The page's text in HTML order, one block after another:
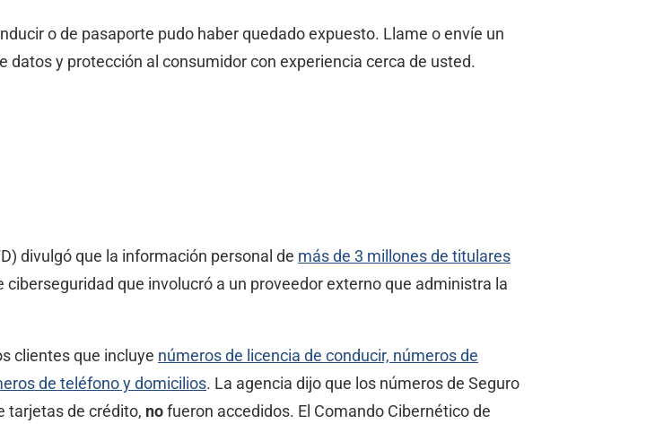
o de pasaporte pudo haber quedado expuesto. Llame o envíe un
y protección al consumidor con experiencia cerca de usted.
divulgó que la información personal de más de 3 millones de titulares
que involucró a un proveedor externo que administra la
clientes que incluye números de licencia de conducir, números de
de teléfono y domicilios. La agencia dijo que los números de Seguro
tarjetas de crédito, nofueron accedidos. El Comando Cibernético de